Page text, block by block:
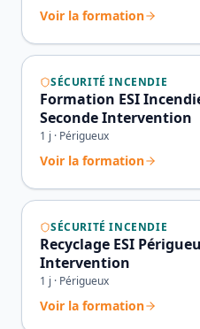
Voir la formation
SÉCURITÉ INCENDIE
Formation ESI
Seconde Intervention
1 j · Périgueux
Voir la formation
SÉCURITÉ INCENDIE
Recyclage ESI
Intervention
1 j · Périgueux
Voir la formation